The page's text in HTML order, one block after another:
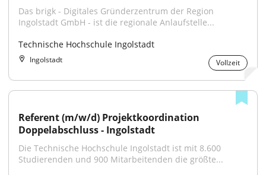
Das brigk - Digitales Gründerzentrum der Region
Ingolstadt GmbH - ist die regionale Anlaufstelle...
Technische Hochschule Ingolstadt
Ingolstadt Vollzeit
Referent (m/w/d) Projektkoordination
Doppelabschluss - Ingolstadt
Die Technische Hochschule Ingolstadt ist mit 8.600
Studierenden und 900 Mitarbeitenden die größte...